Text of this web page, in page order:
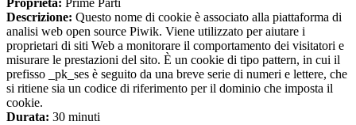
Proprieta: Prime Parti
Descrizione: Questo nome di cookie è associato alla piattaforma di
analisi web open source Piwik. Viene utilizzato per aiutare i
proprietari di siti Web a monitorare il comportamento dei visitatori e
misurare le prestazioni del sito. È un cookie di tipo pattern, in cui il
prefisso _pk_ses è seguito da una breve serie di numeri e lettere, che
si ritiene sia un codice di riferimento per il dominio che imposta il
cookie.
Durata: 30 minuti